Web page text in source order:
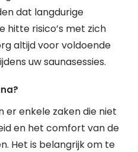
dat langdurige
hitte risico’s met zich
altijd voor voldoende
uw saunasessies.
er enkele zaken die niet
en het comfort van de
Het is belangrijk om te